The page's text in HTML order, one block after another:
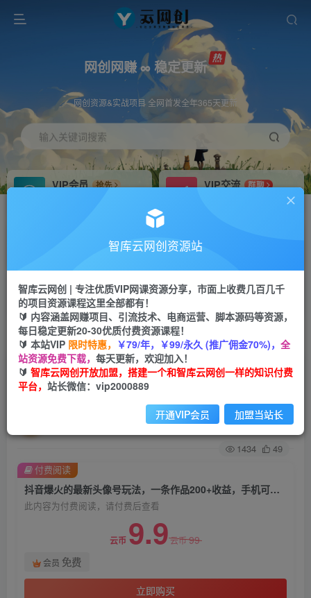
网创网赚 ∞ 稳定更新
网创资源&实战项目 全网首发全年365天更新
输入关键词搜索
VIP会员
抢先
VIP交流
群聊
研究探讨更多创业项目路子。
会员专属推广链接
网赚网创 项目
365天稳定跟新
APP下载
GO
首页 创业课程 会员免费 正文
抖音爆火的最新头像号玩法，一条作品200+收
益，手机可做，适合小白
关注 私信
1434 49
抖音爆火的最新头像号玩法，一条作品200+收益，手机可做，适合小白
此内容为付费阅读，请付费后查看
云币 9.9云币99
会员 免费
立即购买
付费阅读
智库云网创资源站
智库云网创 | 专注优质VIP网课资源分享，市面上收费几百几千
的项目资源课程这里全部都有！
🔰 内容涵盖网赚项目、引流技术、电商运营、脚本源码等资源，
每日稳定更新20-30优质付费资源课程！
🔰 本站VIP 限时特惠， ￥79/年，￥99/永久 (推广佣金70%)， 全
站资源免费下载， 每天更新，欢迎加入！
🔰 智库云网创开放加盟，搭建一个和智库云网创一样的知识付费
平台， 站长微信：vip2000889
开通VIP会员 加盟当站长